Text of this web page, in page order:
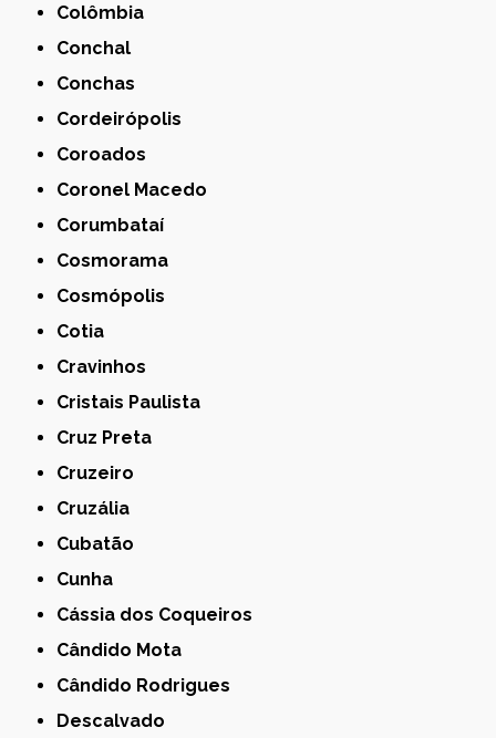
Colômbia
Conchal
Conchas
Cordeirópolis
Coroados
Coronel Macedo
Corumbataí
Cosmorama
Cosmópolis
Cotia
Cravinhos
Cristais Paulista
Cruz Preta
Cruzeiro
Cruzália
Cubatão
Cunha
Cássia dos Coqueiros
Cândido Mota
Cândido Rodrigues
Descalvado